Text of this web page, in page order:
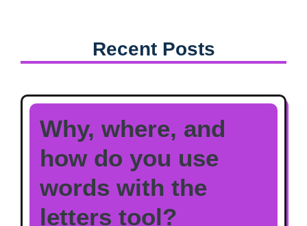
Recent Posts
Why, where, and
how do you use
words with the
letters tool?